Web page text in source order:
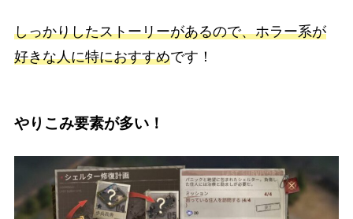
しっかりしたストーリーがあるので、ホラー系が
好きな人に特におすすめです！
やりこみ要素が多い！